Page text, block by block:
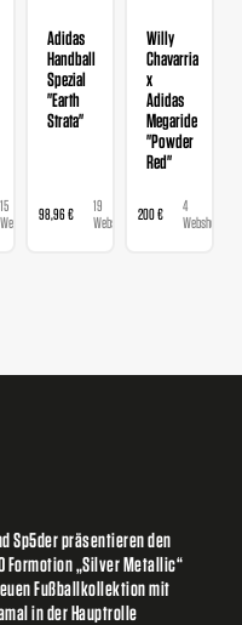
15
Webshops
Adidas
Handball
Spezial
"Earth
Strata"
98,96 €
19
Webshops
Willy
Chavarria
x
Adidas
Megaride
"Powder
Red"
200 €
4
Webshops
Sp5der präsentieren den
Formotion „Silver Metallic“
Fußballkollektion mit
in der Hauptrolle